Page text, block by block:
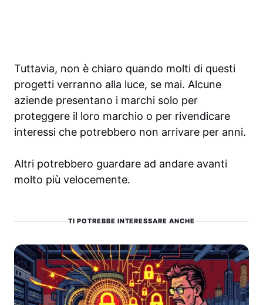
Tuttavia, non è chiaro quando molti di questi
progetti verranno alla luce, se mai. Alcune
aziende presentano i marchi solo per
proteggere il loro marchio o per rivendicare
interessi che potrebbero non arrivare per anni.
Altri potrebbero guardare ad andare avanti
molto più velocemente.
TI POTREBBE INTERESSARE ANCHE